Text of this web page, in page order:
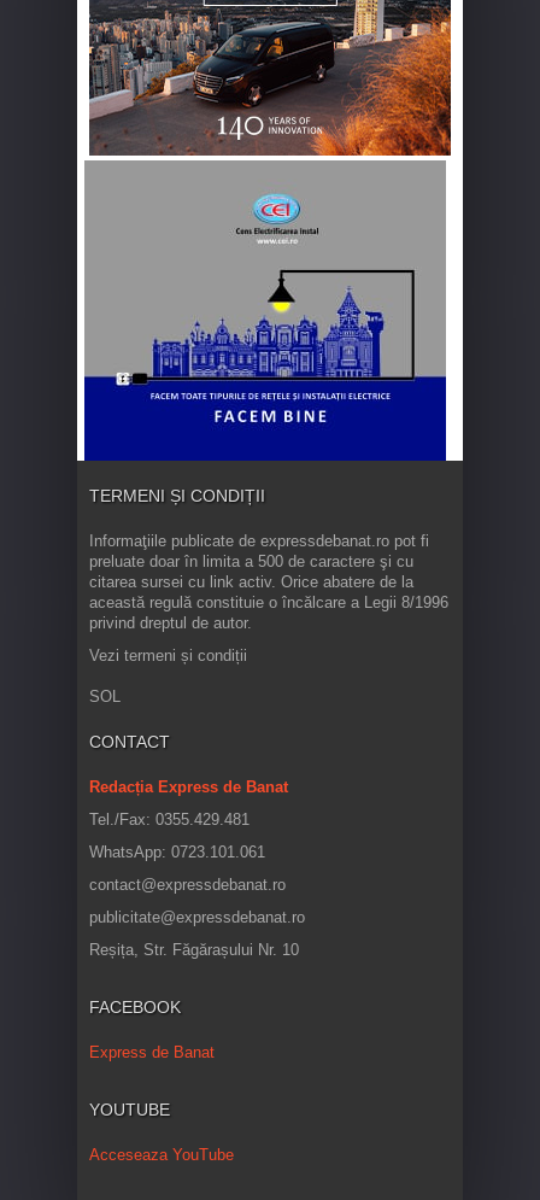
TERMENI ȘI CONDIȚII
Informaţiile publicate de expressdebanat.ro pot fi
preluate doar în limita a 500 de caractere şi cu
citarea sursei cu link activ. Orice abatere de la
această regulă constituie o încălcare a Legii 8/1996
privind dreptul de autor.
Vezi termeni și condiții
SOL
CONTACT
Redacția Express de Banat
Tel./Fax: 0355.429.481
WhatsApp: 0723.101.061
contact@expressdebanat.ro
publicitate@expressdebanat.ro
Reșița, Str. Făgărașului Nr. 10
FACEBOOK
Express de Banat
YOUTUBE
Acceseaza YouTube